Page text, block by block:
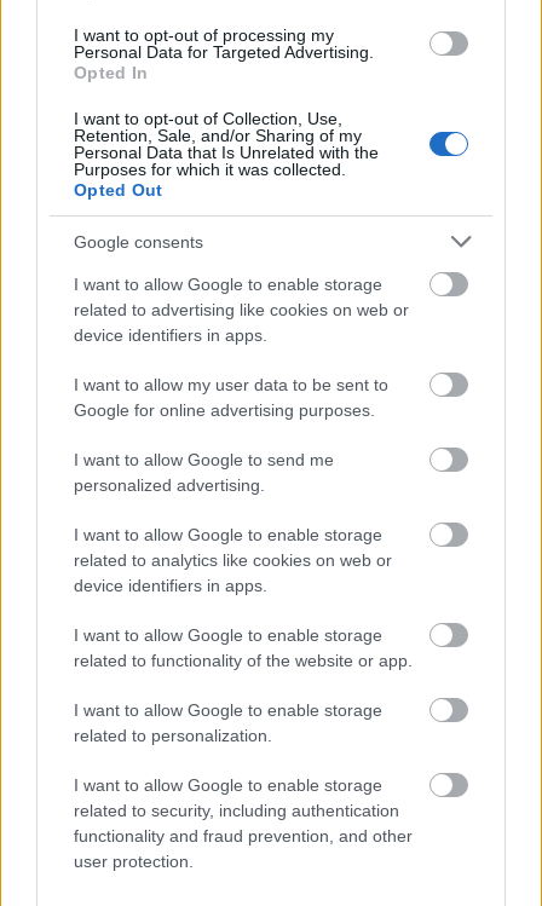
I want to opt-out of processing my
Personal Data for Targeted Advertising.
Opted In
I want to opt-out of Collection, Use,
Retention, Sale, and/or Sharing of my
Personal Data that Is Unrelated with the
Purposes for which it was collected.
Opted Out
Google consents
I want to allow Google to enable storage
related to advertising like cookies on web or
device identifiers in apps.
I want to allow my user data to be sent to
Google for online advertising purposes.
I want to allow Google to send me
personalized advertising.
I want to allow Google to enable storage
related to analytics like cookies on web or
device identifiers in apps.
I want to allow Google to enable storage
related to functionality of the website or app.
I want to allow Google to enable storage
related to personalization.
I want to allow Google to enable storage
related to security, including authentication
functionality and fraud prevention, and other
user protection.
ΡΟΗ ΕΙΔΗΣΕΩΝ